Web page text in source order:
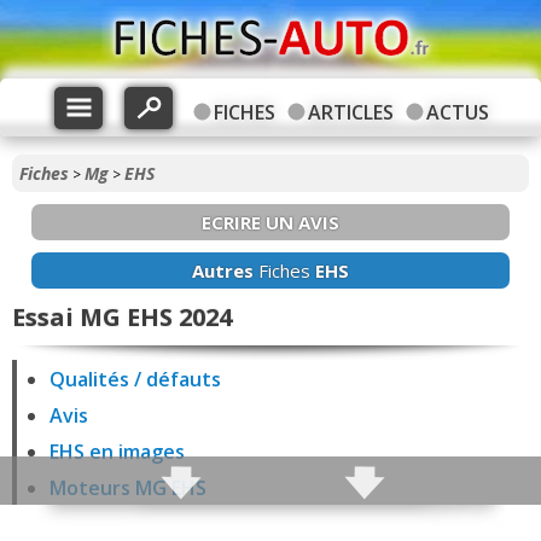
FICHES ARTICLES ACTUS
Fiches >Mg >EHS
ECRIRE UN AVIS
Autres Fiches EHS
Essai MG EHS 2024
Qualités / défauts
Avis
EHS en images
Moteurs MG EHS